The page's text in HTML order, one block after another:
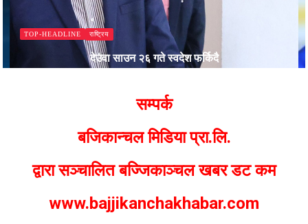
TOP-HEADLINE राष्ट्रिय
देउवा साउन २६ गते स्वदेश फर्किदै
सम्पर्क
बजिकान्चल मिडिया प्रा.लि.
द्वारा सञ्चालित बज्जिकाञ्चल खबर डट कम
www.bajjikanchakhabar.com